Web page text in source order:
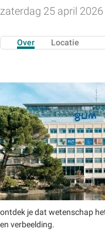
zaterdag 25 april
Over Locatie
ontdek je dat wetenschap
en verbeelding.